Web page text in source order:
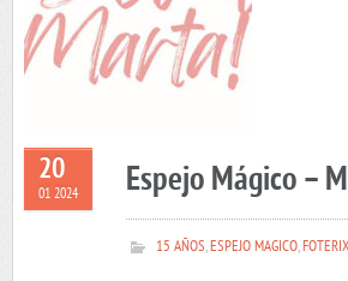
20
01 2024 Espejo Mágico –
15 AÑOS,ESPEJO MAGICO,FOTERIX